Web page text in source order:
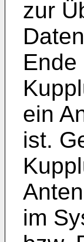
zur
ein
ist.
im